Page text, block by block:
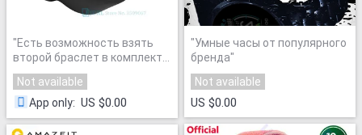
"Есть возможность взять
второй браслет в комплекте,
стальной"
Not available
App only: US $0.00
"Умные часы от популярного
бренда"
Not available
US $0.00